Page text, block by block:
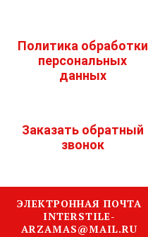
Политика обработки
персональных
данных
Заказать обратный
звонок
ЭЛЕКТРОННАЯ ПОЧТА
INTERSTILE-
ARZAMAS@MAIL.RU